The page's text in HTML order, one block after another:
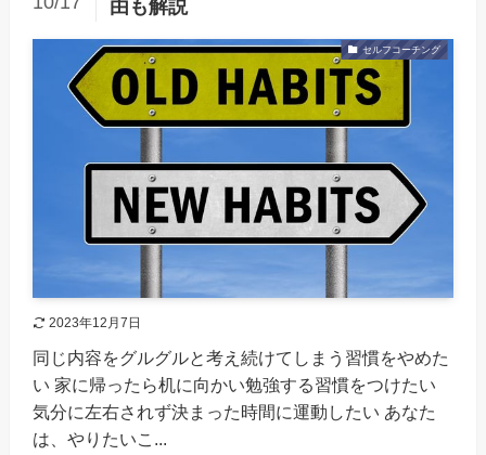
由も解説
セルフコーチング
2023年12月7日
同じ内容をグルグルと考え続けてしまう習慣をやめた
い 家に帰ったら机に向かい勉強する習慣をつけたい
気分に左右されず決まった時間に運動したい あなた
は、やりたいこ...